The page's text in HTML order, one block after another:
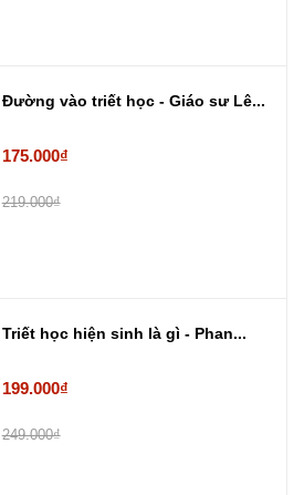
Đường vào triết học - Giáo sư Lê...
175.000₫
219.000₫
Triết học hiện sinh là gì - Phan...
199.000₫
249.000₫